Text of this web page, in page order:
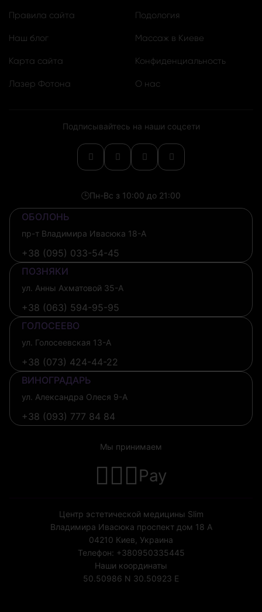
Правила сайта
Наш блог
Карта сайта
Лазер Фотона
Подология
Массаж в Киеве
Конфиденциальность
О нас
Подписывайтесь на наши соцсети
🕒Пн-Вс з 10:00 до 21:00
ОБОЛОНЬ
пр-т Владимира Ивасюка 18-А
+38 (095) 033-54-45
ПОЗНЯКИ
ул. Анны Ахматовой 35-А
+38 (063) 594-95-95
ГОЛОСЕЕВО
ул. Голосеевская 13-А
+38 (073) 424-44-22
ВИНОГРАДАРЬ
ул. Александра Олеся 9-А
+38 (093) 777 84 84
Мы принимаем
Pay
Центр эстетической медицины Slim
Владимира Ивасюка проспект дом 18 А
04210 Киев, Украина
Телефон: +380950335445
Наши координаты
50.50986 N 30.50923 E